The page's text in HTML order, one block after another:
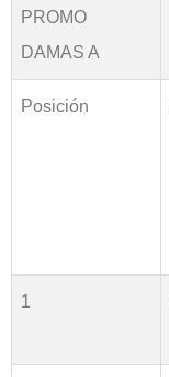
PROMO
DAMAS A
Posición
1